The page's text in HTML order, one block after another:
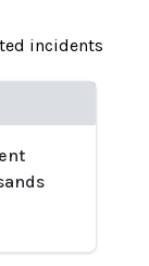
incidents